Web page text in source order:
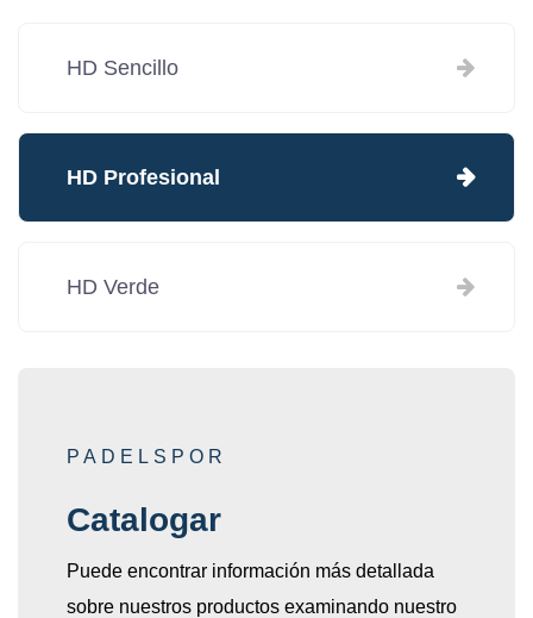
HD Sencillo
HD Profesional
HD Verde
PADELSPOR
Catalogar
Puede encontrar información más detallada
sobre nuestros productos examinando nuestro